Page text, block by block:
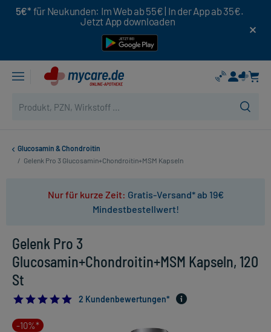
5€* für Neukunden: Im Web ab 55€ | In der App ab 35€.
Jetzt App downloaden
Glucosamin & Chondroitin
/ Gelenk Pro 3 Glucosamin+Chondroitin+MSM Kapseln
Nur für kurze Zeit: Gratis-Versand* ab 19€
Mindestbestellwert!
Gelenk Pro 3
Glucosamin+Chondroitin+MSM Kapseln, 120
St
5.0
2 Kundenbewertungen*
-10%*